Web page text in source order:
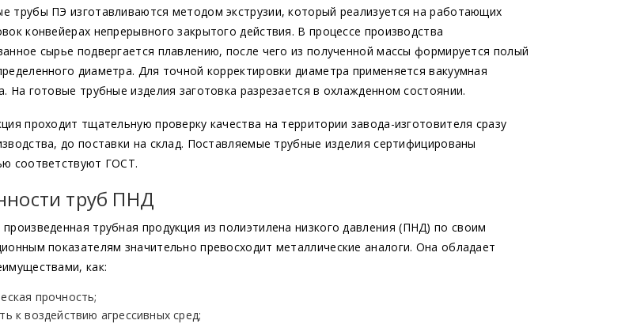
трубы ПЭ изготавливаются методом экструзии, который реализуется на работающих
конвейерах непрерывного закрытого действия. В процессе производства
сырье подвергается плавлению, после чего из полученной массы формируется полый
диаметра. Для точной корректировки диаметра применяется вакуумная
На готовые трубные изделия заготовка разрезается в охлажденном состоянии.
проходит тщательную проверку качества на территории завода-изготовителя сразу
до поставки на склад. Поставляемые трубные изделия сертифицированы
соответствуют ГОСТ.
труб ПНД
трубная продукция из полиэтилена низкого давления (ПНД) по своим
показателям значительно превосходит металлические аналоги. Она обладает
как:
прочность;
к воздействию агрессивных сред;